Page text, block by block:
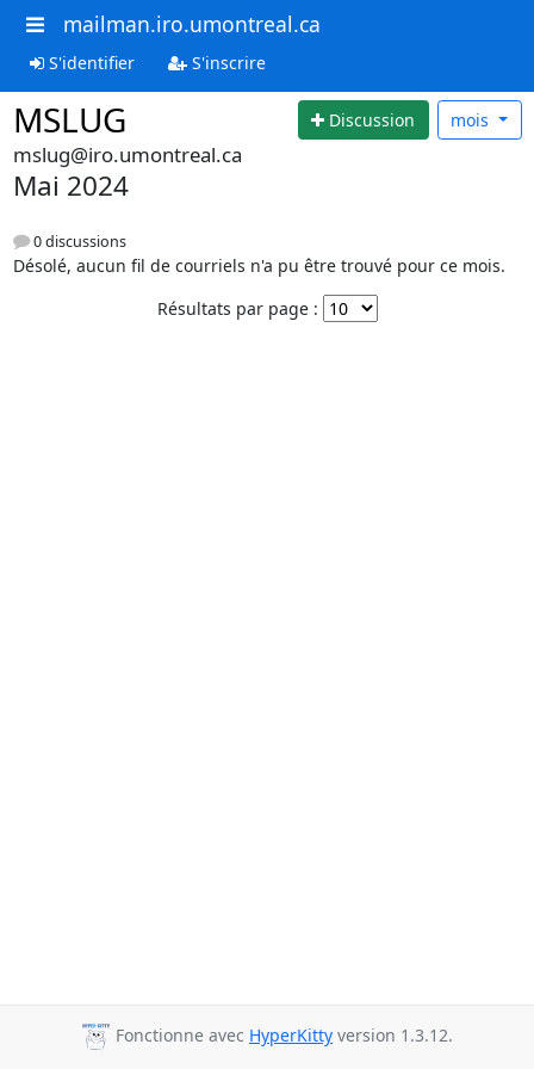
mailman.iro.umontreal.ca
S'identifier S'inscrire
MSLUG Discussion mois
mslug@iro.umontreal.ca
Mai 2024
0 discussions
Désolé, aucun fil de courriels n'a pu être trouvé pour ce mois.
Résultats par page :
Fonctionne avec HyperKitty version 1.3.12.